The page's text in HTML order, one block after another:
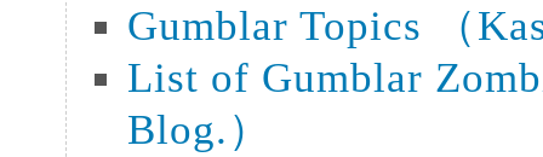
Gumblar Topics （
List of Gumblar
Blog.）